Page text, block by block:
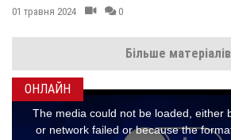
ОНЛАЙН
01 травня 2024 0
Більше матеріалів